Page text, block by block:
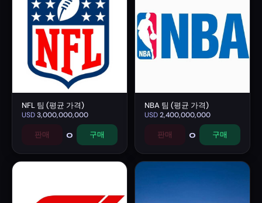
NFL 팀 (평균 가격)
USD3,000,000,000
판매 0 구매
NBA 팀 (평균 가격)
USD2,400,000,000
판매 0 구매